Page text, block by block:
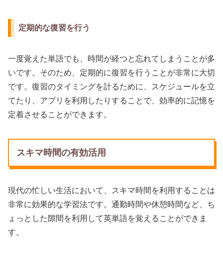
定期的な復習を行う
一度覚えた単語でも、時間が経つと忘れてしまうことが多
いです。そのため、定期的に復習を行うことが非常に大切
です。復習のタイミングを計るために、スケジュールを立
てたり、アプリを利用したりすることで、効率的に記憶を
定着させることができます。
スキマ時間の有効活用
現代の忙しい生活において、スキマ時間を利用することは
非常に効果的な学習法です。通勤時間や休憩時間など、ち
ょっとした隙間を利用して英単語を覚えることができま
す。